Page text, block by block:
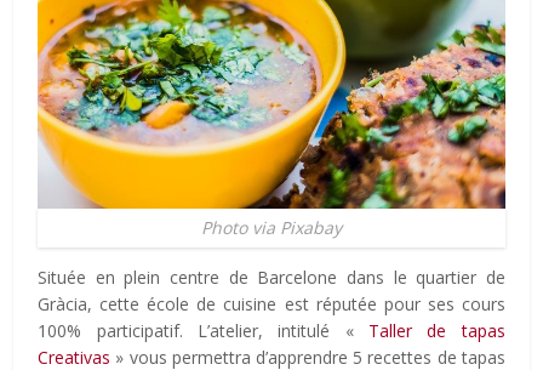
Photo via Pixabay
Située en plein centre de Barcelone dans le quartier de
Gràcia, cette école de cuisine est réputée pour ses cours
100% participatif. L’atelier, intitulé « Taller de tapas
Creativas » vous permettra d’apprendre 5 recettes de tapas